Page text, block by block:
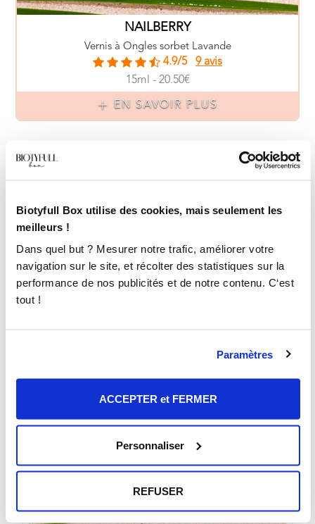
Biotyfull Box utilise des cookies, mais seulement les
meilleurs !
Dans quel but ? Mesurer notre trafic, améliorer votre
navigation sur le site, et récolter des statistiques sur la
performance de nos publicités et de notre contenu. C‘est
tout !
Paramètres
ACCEPTER et FERMER
Personnaliser
REFUSER
NAILBERRY
Vernis à Ongles sorbet Lavande
4.9/5
9 avis
15ml - 20.50€
EN SAVOIR PLUS
Patricia
ra.........6@.ma.. .com